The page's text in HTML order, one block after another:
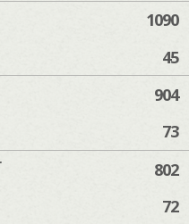
1090
45
904
73
802
72